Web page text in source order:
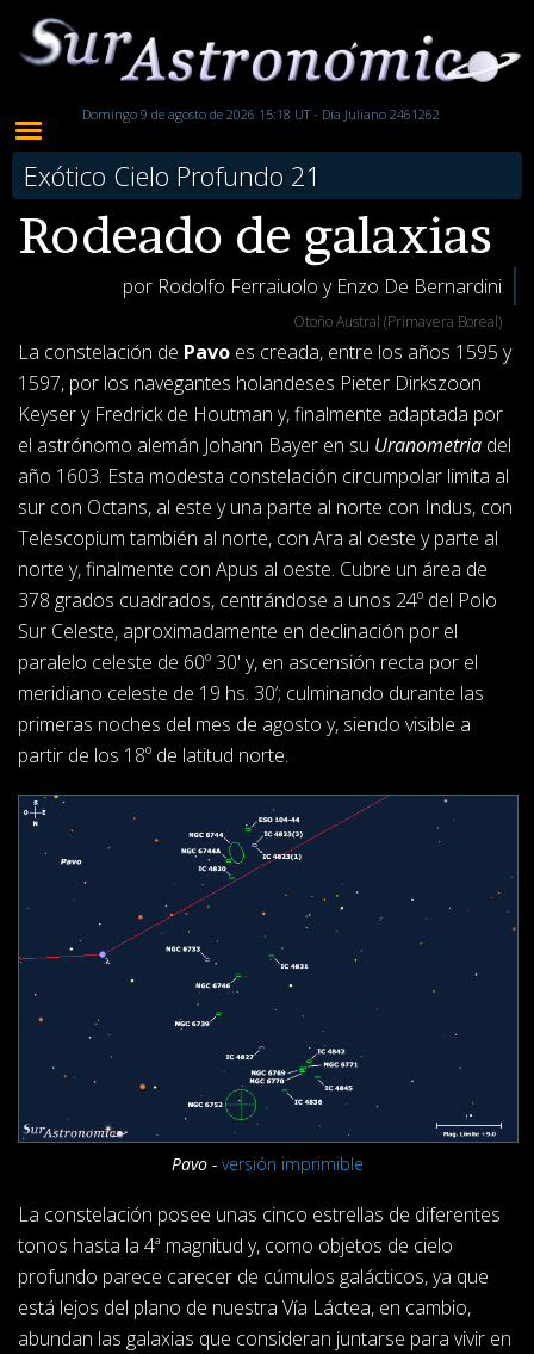
Domingo 9 de agosto de 2026 15:18 UT - Día Juliano 2461262
Exótico Cielo Profundo 21
Rodeado de galaxias
por Rodolfo Ferraiuolo y Enzo De Bernardini
Otoño Austral (Primavera Boreal)
La constelación de Pavo es creada, entre los años 1595 y
1597, por los navegantes holandeses Pieter Dirkszoon
Keyser y Fredrick de Houtman y, finalmente adaptada por
el astrónomo alemán Johann Bayer en su Uranometria del
año 1603. Esta modesta constelación circumpolar limita al
sur con Octans, al este y una parte al norte con Indus, con
Telescopium también al norte, con Ara al oeste y parte al
norte y, finalmente con Apus al oeste. Cubre un área de
378 grados cuadrados, centrándose a unos 24º del Polo
Sur Celeste, aproximadamente en declinación por el
paralelo celeste de 60º 30' y, en ascensión recta por el
meridiano celeste de 19 hs. 30’; culminando durante las
primeras noches del mes de agosto y, siendo visible a
partir de los 18º de latitud norte.
Pavo - versión imprimible
La constelación posee unas cinco estrellas de diferentes
tonos hasta la 4ª magnitud y, como objetos de cielo
profundo parece carecer de cúmulos galácticos, ya que
está lejos del plano de nuestra Vía Láctea, en cambio,
abundan las galaxias que consideran juntarse para vivir en